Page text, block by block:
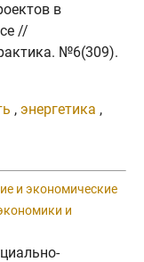
в
//
№6(309).
, энергетика ,
и экономические
и